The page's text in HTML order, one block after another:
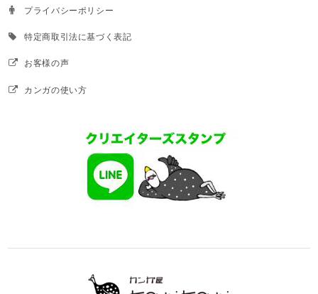
プライバシーポリシー
特定商取引法に基づく表記
お客様の声
カンガの使い方